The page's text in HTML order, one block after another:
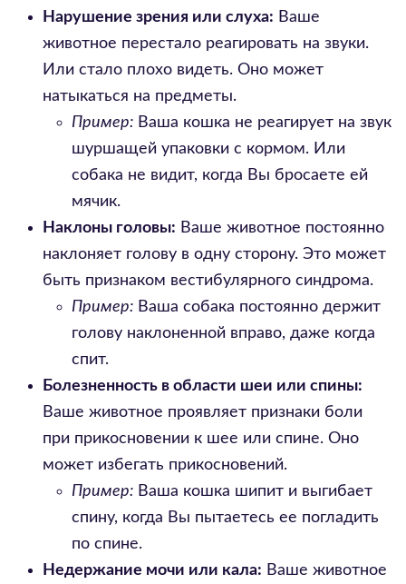
Нарушение зрения или слуха: Ваше
животное перестало реагировать на звуки.
Или стало плохо видеть. Оно может
натыкаться на предметы.
Пример: Ваша кошка не реагирует на звук
шуршащей упаковки с кормом. Или
собака не видит, когда Вы бросаете ей
мячик.
Наклоны головы: Ваше животное постоянно
наклоняет голову в одну сторону. Это может
быть признаком вестибулярного синдрома.
Пример: Ваша собака постоянно держит
голову наклоненной вправо, даже когда
спит.
Болезненность в области шеи или спины:
Ваше животное проявляет признаки боли
при прикосновении к шее или спине. Оно
может избегать прикосновений.
Пример: Ваша кошка шипит и выгибает
спину, когда Вы пытаетесь ее погладить
по спине.
Недержание мочи или кала: Ваше животное